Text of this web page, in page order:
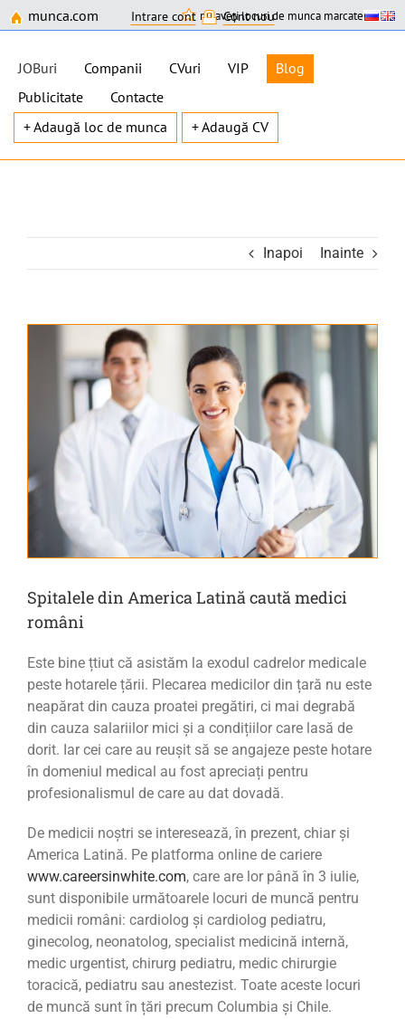
munca.com Intrare cont Cont nou
nu aveți locuri de munca marcate
JOBuri Companii CVuri VIP
Blog
Publicitate
Contacte
+ Adaugă loc de munca
+ Adaugă CV
content
Inapoi Inainte
Larger
Image
Spitalele din America Latină caută medici
români
Este bine țtiut că asistăm la exodul cadrelor medicale
peste hotarele țării. Plecarea medicilor din țară nu este
neapărat din cauza proatei pregătiri, ci mai degrabă
din cauza salariilor mici și a condițiilor care lasă de
dorit. Iar cei care au reușit să se angajeze peste hotare
în domeniul medical au fost apreciați pentru
profesionalismul de care au dat dovadă.
De medicii noștri se interesează, în prezent, chiar și
America Latină. Pe platforma online de cariere
www.careersinwhite.com, care are lor până în 3 iulie,
sunt disponibile următoarele locuri de muncă pentru
medicii români: cardiolog și cardiolog pediatru,
ginecolog, neonatolog, specialist medicină internă,
medic urgentist, chirurg pediatru, medic chirurgie
toracică, pediatru sau anestezist. Toate aceste locuri
de muncă sunt în țări precum Columbia și Chile.